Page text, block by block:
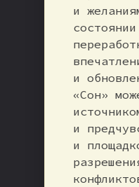
и
и
«Сон»
и
и